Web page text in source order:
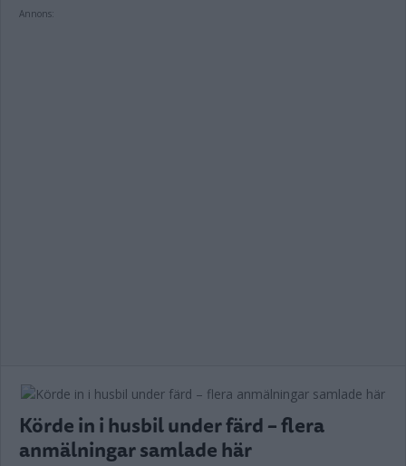
Annons:
Körde in i husbil under färd – flera
anmälningar samlade här